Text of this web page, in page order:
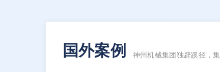
国外案例 神州机械集团独辟蹊径，